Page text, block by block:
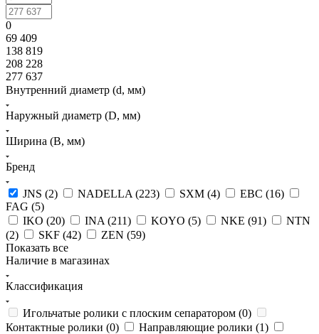
0
69 409
138 819
208 228
277 637
Внутренний диаметр (d, мм)
Наружный диаметр (D, мм)
Ширина (B, мм)
Бренд
JNS (2) NADELLA (223) SXM (4) EBC (16)
FAG (5)
IKO (20) INA (211) KOYO (5) NKE (91)
NTN
(2) SKF (42) ZEN (59)
Показать все
Наличие в магазинах
Классификация
Игольчатые ролики с плоским сепаратором (0)
Контактные ролики (0) Направляющие ролики (1)